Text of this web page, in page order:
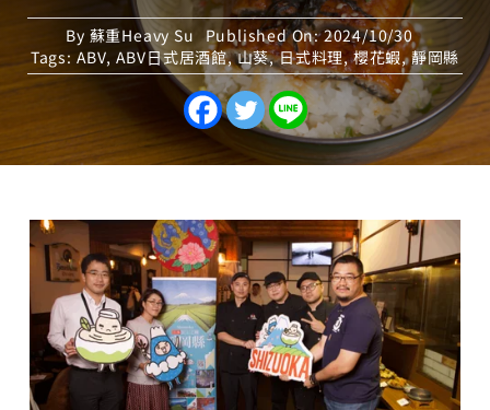
By 蘇重Heavy Su
Published On: 2024/10/30
Tags: ABV, ABV⽇式居酒館,山葵,日式料理,櫻花蝦,靜岡縣